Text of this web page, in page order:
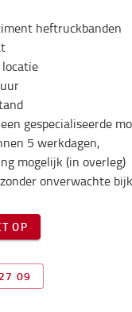
heftruckbanden
gespecialiseerde
5 werkdagen,
mogelijk (in overleg)
onverwachte
OP
09